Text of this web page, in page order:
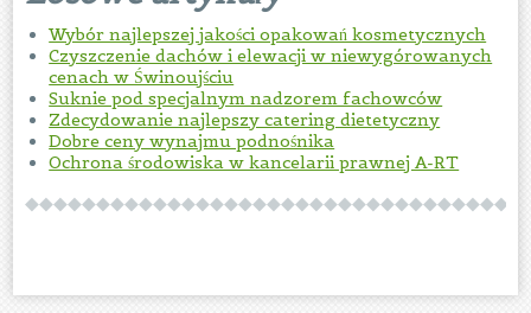
Wybór najlepszej jakości opakowań kosmetycznych
Czyszczenie dachów i elewacji w niewygórowanych
cenach w Świnoujściu
Suknie pod specjalnym nadzorem fachowców
Zdecydowanie najlepszy catering dietetyczny
Dobre ceny wynajmu podnośnika
Ochrona środowiska w kancelarii prawnej A-RT